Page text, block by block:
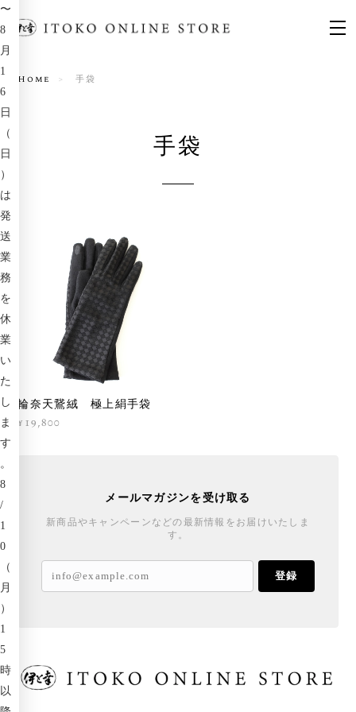
Home 手袋
手袋
輪奈天鵞絨 極上絹手袋
¥19,800
メールマガジンを受け取る
新商品やキャンペーンなどの最新情報をお届けいたしま
す。
登録
〜
8
月
1
6
日
（
日
）
は
発
送
業
務
を
休
業
い
た
し
ま
す
。
8
/
1
0
（
月
）
1
5
時
以